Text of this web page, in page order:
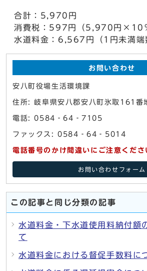
合計：5,970円
消費税：597円（5,970円×10
水道料金：6,567円（1円未満端
お問い合わせ
安八町役場生活環境課
住所: 岐阜県安八郡安八町氷取161番
電話: 0584‐64‐7105
ファックス: 0584‐64‐5014
電話番号のかけ間違いにご注意くださ
お問い合わせフォーム
この記事と同じ分類の記事
水道料金・下水道使用料納付額
て
水道料金における督促手数料に